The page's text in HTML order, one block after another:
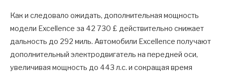
Как и следовало ожидать, дополнительная мощность
модели Excellence за 42 730 £ действительно снижает
дальность до 292 миль. Автомобили Excellence получают
дополнительный электродвигатель на передней оси,
увеличивая мощность до 443 л.с. и сокращая время